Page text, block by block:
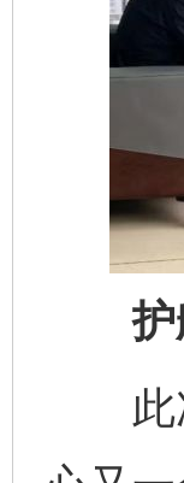
护航
此次